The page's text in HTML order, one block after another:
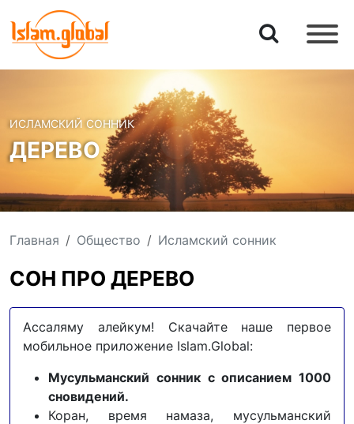
ИСЛАМСКИЙ СОННИК
ДЕРЕВО
Главная Общество Исламский сонник
СОН ПРО ДЕРЕВО
Ассаляму алейкум! Скачайте наше первое
мобильное приложение Islam.Global:
Мусульманский сонник с описанием 1000
сновидений.
Коран, время намаза, мусульманский